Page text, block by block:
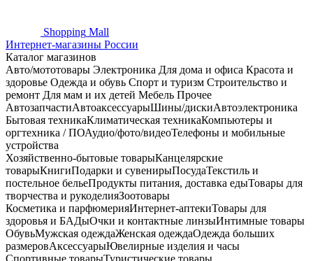
Shopping Mall
Интернет-магазины России
Каталог магазинов
Авто/мототовары Электроника Для дома и офиса Красота и
здоровье Одежда и обувь Спорт и туризм Строительство и
ремонт Для мам и их детей Мебель Прочее
АвтозапчастиАвтоаксессуарыШины/дискиАвтоэлектроника
Бытовая техникаКлиматическая техникаКомпьютеры и
оргтехника / ПОАудио/фото/видеоТелефоны и мобильные
устройства
Хозяйственно-бытовые товарыКанцелярские
товарыКнигиПодарки и сувенирыПосудаТекстиль и
постельное бельеПродукты питания, доставка едыТовары для
творчества и рукоделияЗоотовары
Косметика и парфюмерияИнтернет-аптекиТовары для
здоровья и БАДыОчки и контактные линзыИнтимные товары
ОбувьМужская одеждаЖенская одеждаОдежда больших
размеровАксессуарыЮвелирные изделия и часы
Спортивные товарыТуристические товары